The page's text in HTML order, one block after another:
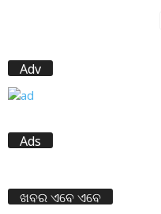
Adv
Ads
ଖବର ଏବେ ଏବେ